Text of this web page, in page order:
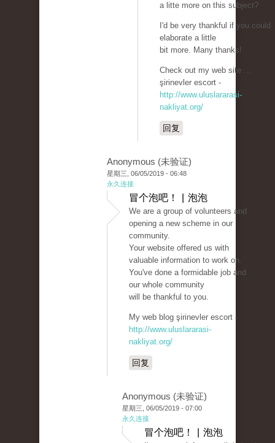
a litte more on this subject?
I'd be very thankful if you could
elaborate a little
bit more. Many thanks!
Check out my web site ...
şirinevler escort -
http://www.uluslararasi-
nakliyat.org/
回复
Anonymous (未验证)
星期三, 06/05/2019 - 06:48
永久连接
冒个泡吧！ | 泡泡
We are a group of volunteers and
opening a new scheme in our
community.
Your website offered us with
valuable information to work on.
You've done a formidable job and
our whole community
will be thankful to you.
My web blog şirinevler escort -
http://www.uluslararasi-
nakliyat.org/
回复
Anonymous (未验证)
星期三, 06/05/2019 - 07:00
永久连接
冒个泡吧！ | 泡泡